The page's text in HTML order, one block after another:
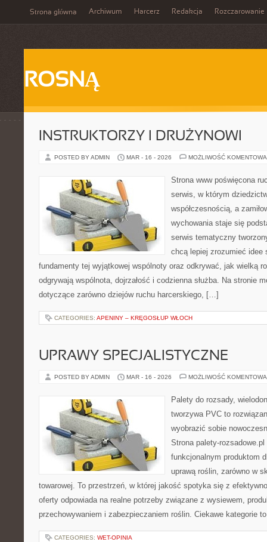
Strona główna Archiwum Harcerz Redakcja Rozczarowanie
ROSNĄ
INSTRUKTORZY I DRUŻYNOWI
POSTED BY ADMIN MAR - 16 - 2026 MOŻLIWOŚĆ
Strona www poświęcona
serwis, w którym
współczesnością, a
wychowania staje się
serwis tematyczny
chcą lepiej zrozumieć idee
fundamenty tej wyjątkowej wspólnoty oraz odkrywać, jak wielką
odgrywają wspólnota, dojrzałość i codzienna służba. Na stronie
dotyczące zarówno dziejów ruchu harcerskiego, […]
CATEGORIES: APENINY – KRĘGOSŁUP WŁOCH
UPRAWY SPECJALISTYCZNE
POSTED BY ADMIN MAR - 16 - 2026 MOŻLIWOŚĆ
Palety do rozsady,
tworzywa PVC to
wyobrazić sobie
Strona palety-
funkcjonalnym produktom
uprawą roślin, zarówno w
towarowej. To przestrzeń, w której jakość spotyka się z
oferty odpowiada na realne potrzeby związane z wysiewem,
przechowywaniem i zabezpieczaniem roślin. Ciekawe kategorie
CATEGORIES: WET-OPINIA